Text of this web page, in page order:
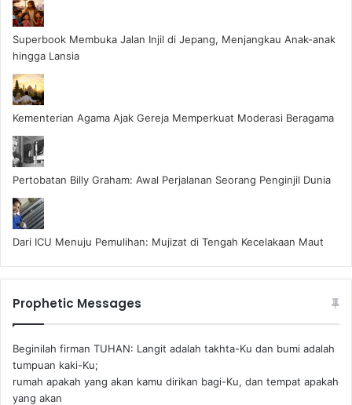
Superbook Membuka Jalan Injil di Jepang, Menjangkau Anak-anak
hingga Lansia
Kementerian Agama Ajak Gereja Memperkuat Moderasi Beragama
Pertobatan Billy Graham: Awal Perjalanan Seorang Penginjil Dunia
Dari ICU Menuju Pemulihan: Mujizat di Tengah Kecelakaan Maut
Prophetic Messages
Beginilah firman TUHAN: Langit adalah takhta-Ku dan bumi adalah
tumpuan kaki-Ku;
rumah apakah yang akan kamu dirikan bagi-Ku, dan tempat apakah
yang akan